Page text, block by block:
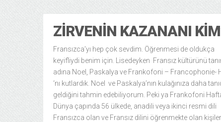
ZIRVENIN KAZANANI
Fransızca’yı hep çok sevdim. Öğrenmesi de oldukça
keyifliydi benim için. Lisedeyken Fransız kültürünü
adına Noel, Paskalya ve Frankofoni – Francophonie-
‘nı kutlardık. Noel ve Paskalya’nın kulağınıza daha
geldiğini tahmin edebiliyorum. Peki ya Frankofoni
Dünya çapında 56 ülkede, anadili veya ikinci resmi dili
Fransızca olan ve Fransız dilini öğrenmekte olan kişiler